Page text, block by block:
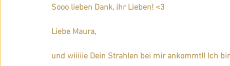
Sooo lieben Dank, ihr Lieben! <3
Liebe Maura,
und wiiiiie Dein Strahlen bei mir ankommt!! Ich